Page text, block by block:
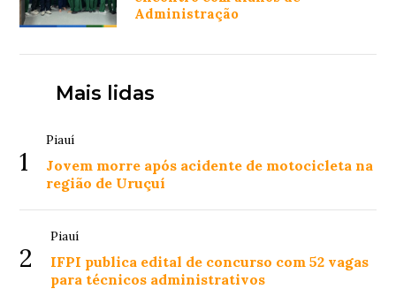
Administração
Mais lidas
1
Piauí
Jovem morre após acidente de motocicleta na
região de Uruçuí
2
Piauí
IFPI publica edital de concurso com 52 vagas
para técnicos administrativos